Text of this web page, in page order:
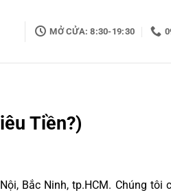
MỞ CỬA: 8:30-19:30
Tiền?)
Bắc Ninh, tp.HCM. Chúng tôi